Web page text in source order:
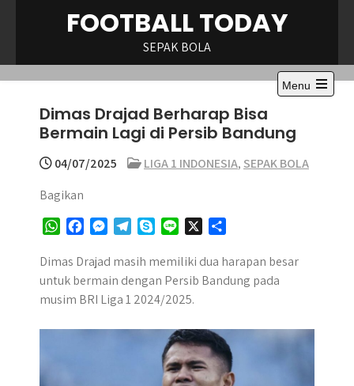
FOOTBALL TODAY
SEPAK BOLA
Menu
Open
Dimas Drajad Berharap Bisa
Bermain Lagi di Persib Bandung
04/07/2025 LIGA 1 INDONESIA, SEPAK BOLA
Bagikan
W
a
t
s
p
c
e
b
o
s
s
e
g
l
e
g
a
y
p
e
n
e
a
r
Dimas Drajad masih memiliki dua harapan besar
untuk bermain dengan Persib Bandung pada
musim BRI Liga 1 2024/2025.